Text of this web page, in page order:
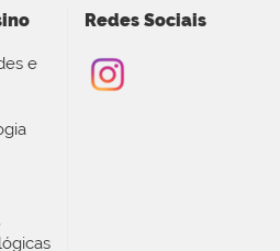
e
Redes Sociais